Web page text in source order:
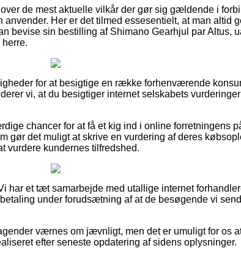
de mest aktuelle vilkår der gør sig gældende i
Her er det tilmed essesentielt, at man altid
bevise sin bestilling af Shimano Gearhjul par Altus,
for at besigtige en række forhenværende
vi, at du besigtiger internet selskabets
chancer for at få et kig ind i online forretningens
gør det muligt at skrive en vurdering af deres
vurdere kundernes tilfredshed.
har et tæt samarbejde med utallige internet
under forudsætning af at de besøgende vi
værnes om jævnligt, men det er umuligt for os
efter seneste opdatering af sidens oplysninger.